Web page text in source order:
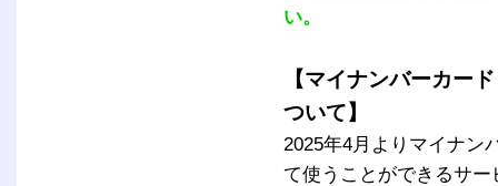
い。
【マイナンバーカー
ついて】
2025年4月よりマイナン
て使うことができるサ